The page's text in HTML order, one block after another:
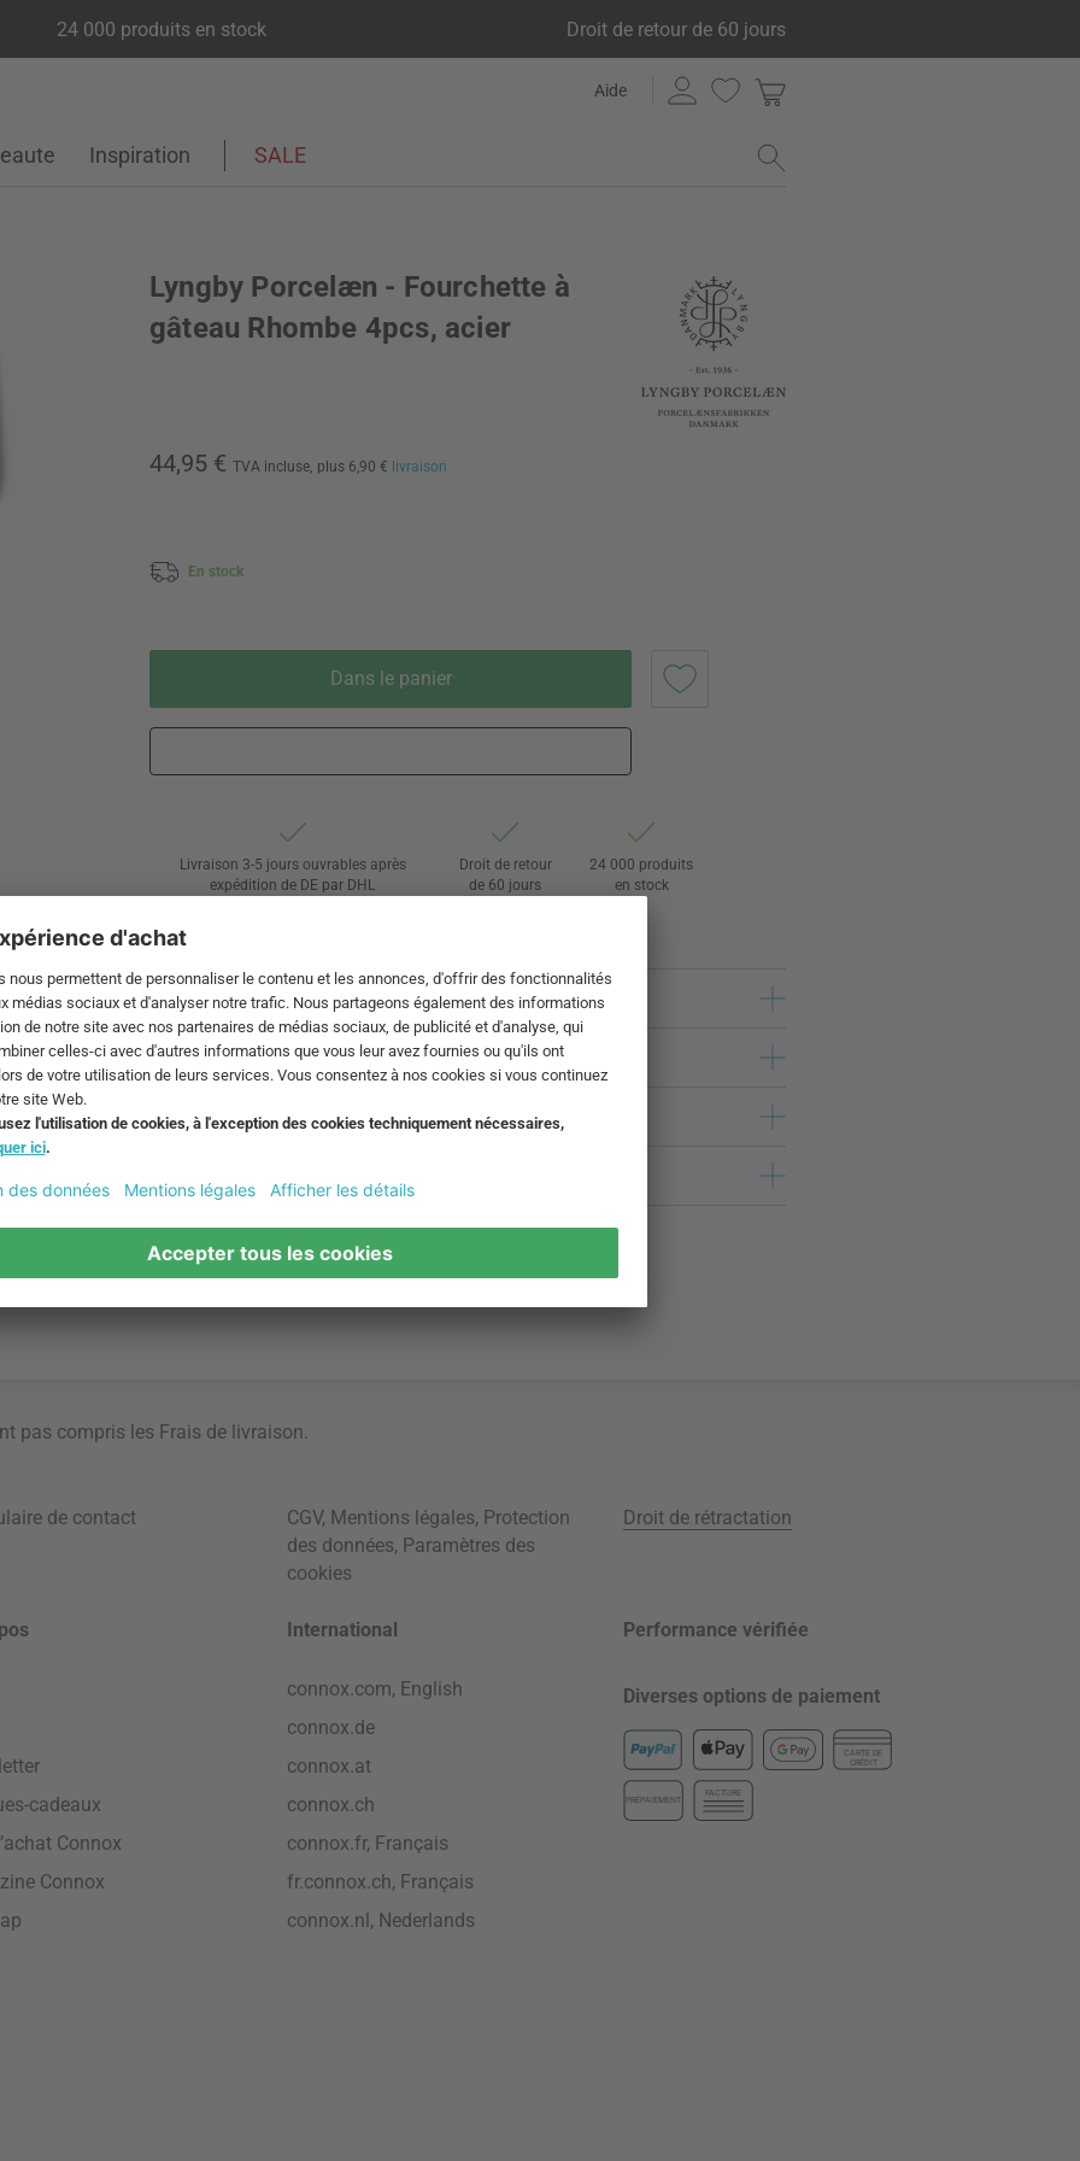
24 000 produits en stock Droit de retour de 60 jours
Aide
Inspiration SALE
Lyngby Porcelæn - Fourchette à
gâteau Rhombe 4pcs, acier
44,95 € TVA incluse, plus 6,90 € livraison
En stock
Dans le panier
Livraison 3-5 jours ouvrables après
expédition de DE par DHL
Droit de retour
de 60 jours
24 000 produits
en stock
pas compris les Frais de livraison.
de contact CGV, Mentions légales, Protection
des données, Paramètres des
cookies
Droit de rétractation
cadeaux
Connox
Connox
International
connox.com, English
connox.de
connox.at
connox.ch
connox.fr, Français
fr.connox.ch, Français
connox.nl, Nederlands
Performance vérifiée
Diverses options de paiement
CARTE DE
CRÉDIT
PRÉPAIEMENT
FACTURE